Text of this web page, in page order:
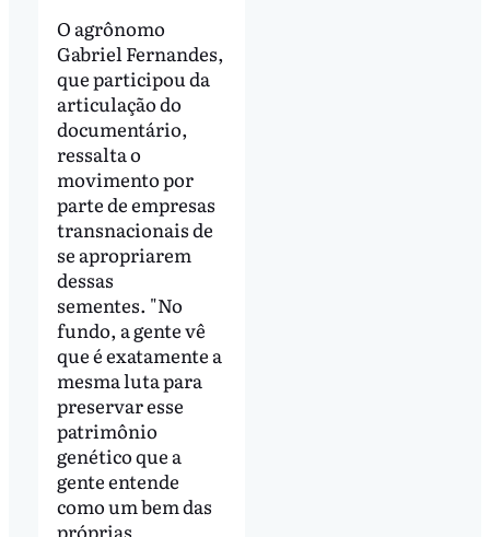
O agrônomo
Gabriel Fernandes,
que participou da
articulação do
documentário,
ressalta o
movimento por
parte de empresas
transnacionais de
se apropriarem
dessas
sementes. "No
fundo, a gente vê
que é exatamente a
mesma luta para
preservar esse
patrimônio
genético que a
gente entende
como um bem das
próprias